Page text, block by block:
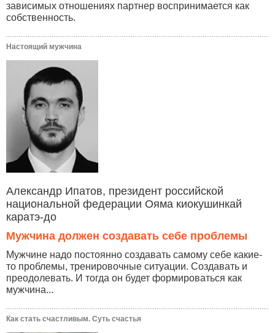
зависимых отношениях партнер воспринимается как
собственность.
Настоящий мужчина
Александр Ипатов, президент российской
национальной федерации Ояма киокушинкай
каратэ-до
Мужчина должен создавать себе проблемы
Мужчине надо постоянно создавать самому себе какие-
то проблемы, тренировочные ситуации. Создавать и
преодолевать. И тогда он будет формироваться как
мужчина...
Как стать счастливым. Суть счастья